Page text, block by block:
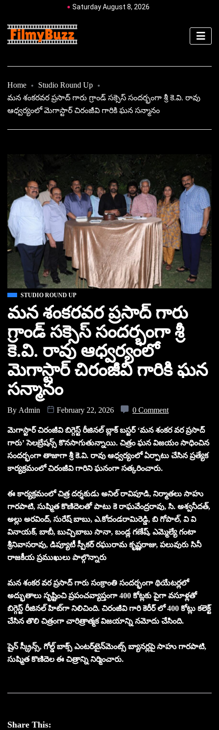
Saturday August 8, 2026
Home
Studio Round Up
మన శంకరవర ప్రసాద్ గారు గ్రాండ్ సక్సెస్ సందర్భంగా శ్రీ కె.వి. రావు
ఆధ్వర్యంలో మెగాస్టార్ చిరంజీవి గారికి ఘన సన్మానం
STUDIO ROUND UP
మన శంకరవర ప్రసాద్ గారు
గ్రాండ్ సక్సెస్ సందర్భంగా శ్రీ
కె.వి. రావు ఆధ్వర్యంలో
మెగాస్టార్ చిరంజీవి గారికి ఘన
సన్మానం
By Admin February 22, 2026 0 Comment
మెగాస్టార్ చిరంజీవి బిగ్గెస్ట్ రీజినల్ బ్లాక్ బస్టర్ ‘మన శంకర వర ప్రసాద్
గారు’ సెలబ్రేషన్స్ కొనసాగుతున్నాయి. చిత్రం ఘన విజయం సాధించిన
సందర్భంగా తాజాగా శ్రీ కె.వి. రావు ఆధ్వర్యంలో ఏర్పాటు చేసిన ప్రత్యేక
కార్యక్రమంలో చిరంజీవి గారిని ఘనంగా సత్కరించారు.
ఈ కార్యక్రమంలో చిత్ర దర్శకుడు అనిల్ రావిపూడి, నిర్మాతలు సాహు
గారపాటి, సుష్మిత కొణిదెలతో పాటు కె రాఘవేంద్రరావు, సి. అశ్వనీదత్,
అల్లు అరవింద్, సురేష్ బాబు, ఎ.కోదండరామిరెడ్డి, బి గోపాల్, వి వి
వినాయక్, బాబీ, బుచ్చిబాబు సానా, బండ్ల గణేష్, ఎమ్మెల్యే గంటా
శ్రీనివాసరావు, డిప్యూటీ స్పీకర్‌ రఘురామ కృష్ణరాజు, పలువురు సినీ
రాజకీయ ప్రముఖులు పాల్గొన్నారు
మన శంకర వర ప్రసాద్ గారు సంక్రాంతి సందర్భంగా థియేటర్లలో
అద్భుతాలు సృష్టించి ప్రపంచవ్యాప్తంగా 400 కోట్లకు పైగా వసూళ్లతో
బిగ్గెస్ట్ రీజినల్ హిట్‌గా నిలిచింది. చిరంజీవి గారి కెరీర్ లో 400 కోట్లు కలెక్ట్
చేసిన తొలి చిత్రంగా చారిత్రాత్మక విజయాన్ని నమోదు చేసింది.
షైన్ స్క్రీన్స్, గోల్డ్ బాక్స్ ఎంటర్‌టైన్‌మెంట్స్ బ్యానర్లపై సాహు గారపాటి,
సుష్మిత కొణిదెల ఈ చిత్రాన్ని నిర్మించారు.
Share This: